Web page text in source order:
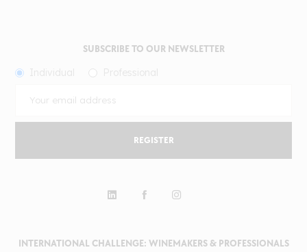
INTERNATIONAL CHALLENGE: WINEMAKERS & PROFESSIONALS
SUBSCRIBE TO OUR NEWSLETTER
REGISTER